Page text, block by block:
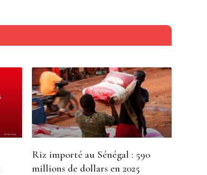
Riz importé au Sénégal : 590
millions de dollars en 2025